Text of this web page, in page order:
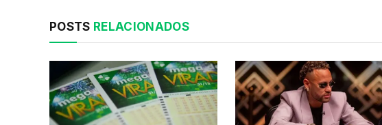
POSTS RELACIONADOS